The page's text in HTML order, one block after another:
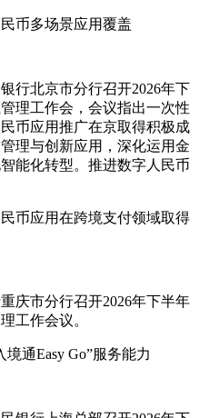
币多场景应用覆盖
行北京市分行召开2026年下
理工作会，会议指出一次性
币应用推广在京取得积极成
理与创新应用，深化运用金
能化转型。推进数字人民币
币应用在跨境支付领域取得
庆市分行召开2026年下半年
工作会议。
通Easy Go”服务能力